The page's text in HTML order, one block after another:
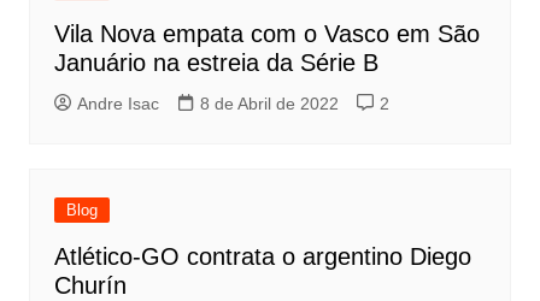
Vila Nova empata com o Vasco em São
Januário na estreia da Série B
Andre Isac 8 de Abril de 2022 2
Blog
Atlético-GO contrata o argentino Diego
Churín